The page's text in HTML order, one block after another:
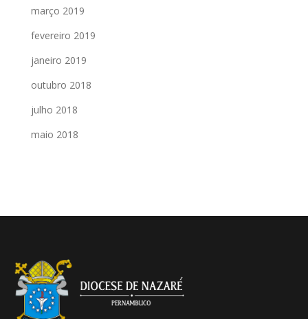
março 2019
fevereiro 2019
janeiro 2019
outubro 2018
julho 2018
maio 2018